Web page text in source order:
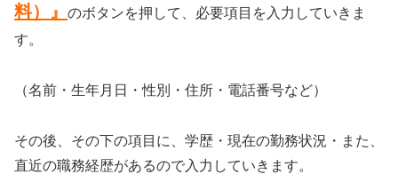
料）』
のボタンを押して、必要項目を入力していきま
す。
（名前・生年月日・性別・住所・電話番号など）
その後、その下の項目に、学歴・現在の勤務状況・また、
直近の職務経歴があるので入力していきます。